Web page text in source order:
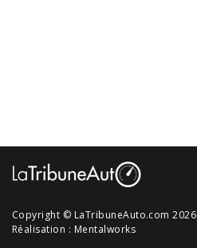
Copyright © LaTribuneAuto.com 2026
Réalisation : Mentalworks